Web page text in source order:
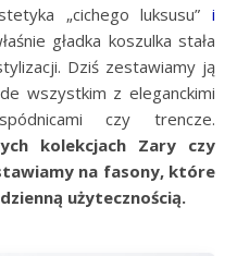
„cichego luksusu” i
gładka koszulka stała
Dziś zestawiamy ją
wszystkim z eleganckimi
czy trencze.
kolekcjach Zary czy
na fasony, które
użytecznością.